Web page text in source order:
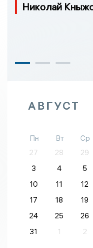
Николай
АВГУСТ
Пн Вт Ср
27
28 29
3
4 5
10
11 12
17
18 19
24
25 26
31
1 2